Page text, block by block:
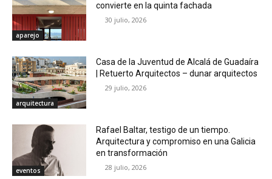
aparejo
convierte en la quinta fachada
30 julio, 2026
arquitectura
Casa de la Juventud de Alcalá de Guadaíra
| Retuerto Arquitectos – dunar arquitectos
29 julio, 2026
eventos
Rafael Baltar, testigo de un tiempo.
Arquitectura y compromiso en una Galicia
en transformación
28 julio, 2026